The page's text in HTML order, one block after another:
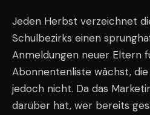
Jeden Herbst verzeichnet
Schulbezirks einen
Anmeldungen neuer Eltern
Abonnentenliste wächst,
jedoch nicht. Da das
darüber hat, wer bereits